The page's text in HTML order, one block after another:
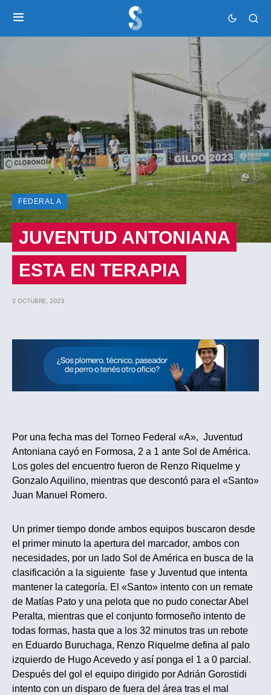
FEDERAL A
JUVENTUD ANTONIANA
ESTA EN TERAPIA
2 OCTUBRE, 2023
Por una fecha mas del Torneo Federal «A», Juventud
Antoniana cayó en Formosa, 2 a 1 ante Sol de América.
Los goles del encuentro fueron de Renzo Riquelme y
Gonzalo Aquilino, mientras que descontó para el «Santo»
Juan Manuel Romero.
Un primer tiempo donde ambos equipos buscaron desde
el primer minuto la apertura del marcador, ambos con
necesidades, por un lado Sol de América en busca de la
clasificación a la siguiente fase y Juventud que intenta
mantener la categoría. El «Santo» intento con un remate
de Matías Pato y una pelota que no pudo conectar Abel
Peralta, mientras que el conjunto formoseño intento de
todas formas, hasta que a los 32 minutos tras un rebote
en Eduardo Buruchaga, Renzo Riquelme defina al palo
izquierdo de Hugo Acevedo y así ponga el 1 a 0 parcial.
Después del gol el equipo dirigido por Adrián Gorostidi
intento con un disparo de fuera del área tras el mal